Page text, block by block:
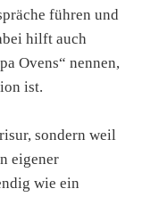
führen und
hilft auch
Ovens“ nennen,
ist.
sondern weil
eigener
wie ein